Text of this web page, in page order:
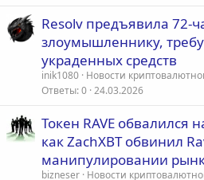
Resolv предъявила 72-
злоумышленнику,
украденных средств
inik1080 Новости
Ответы 0 24.03.2026
Токен RAVE обвалился
как ZachXBT обвинил
манипулировании
bizneser Новости